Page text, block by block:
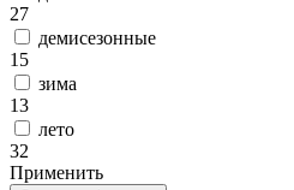
27
демисезонные
15
зима
13
лето
32
Применить